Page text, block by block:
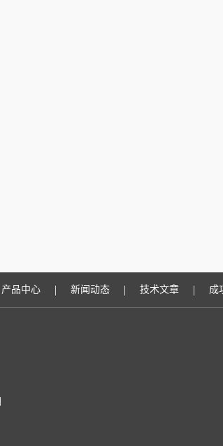
产品中心 | 新闻动态 | 技术文章 | 成